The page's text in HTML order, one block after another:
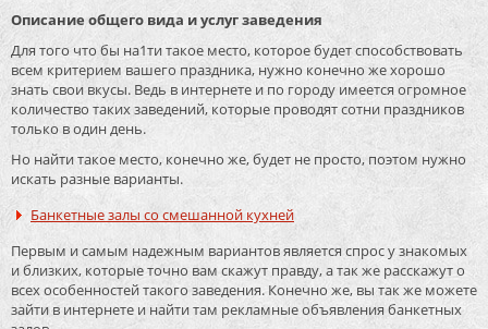
Описание общего вида и услуг заведения
Для того что бы на1ти такое место, которое будет способствовать
всем критерием вашего праздника, нужно конечно же хорошо
знать свои вкусы. Ведь в интернете и по городу имеется огромное
количество таких заведений, которые проводят сотни праздников
только в один день.
Но найти такое место, конечно же, будет не просто, поэтом нужно
искать разные варианты.
Банкетные залы со смешанной кухней
Первым и самым надежным вариантов является спрос у знакомых
и близких, которые точно вам скажут правду, а так же расскажут о
всех особенностей такого заведения. Конечно же, вы так же можете
зайти в интернете и найти там рекламные объявления банкетных